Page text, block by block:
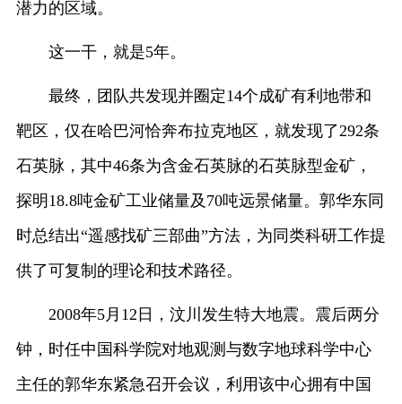
潜力的区域。
这一干，就是5年。
最终，团队共发现并圈定14个成矿有利地带和
靶区，仅在哈巴河恰奔布拉克地区，就发现了292条
石英脉，其中46条为含金石英脉的石英脉型金矿，
探明18.8吨金矿工业储量及70吨远景储量。郭华东同
时总结出“遥感找矿三部曲”方法，为同类科研工作提
供了可复制的理论和技术路径。
2008年5月12日，汶川发生特大地震。震后两分
钟，时任中国科学院对地观测与数字地球科学中心
主任的郭华东紧急召开会议，利用该中心拥有中国